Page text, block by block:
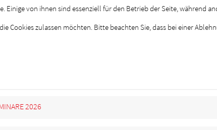
2026
Einige von ihnen sind essenziell für den Betrieb der Seite, während
Cookies zulassen möchten. Bitte beachten Sie, dass bei einer